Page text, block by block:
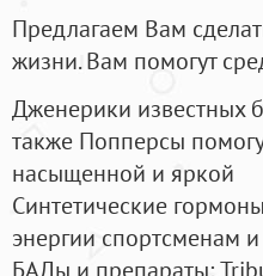
Предлагаем Вам
жизни. Вам помогут
Дженерики известных
также Попперсы
насыщенной и яркой
Синтетические
энергии спортсменам